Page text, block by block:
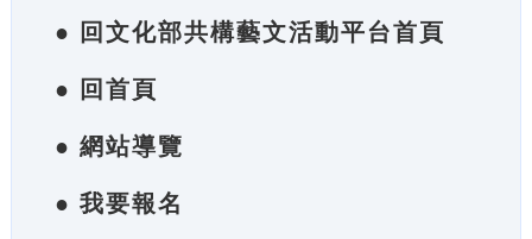
● 回文化部共構藝文活動平台首頁
● 回首頁
● 網站導覽
● 我要報名